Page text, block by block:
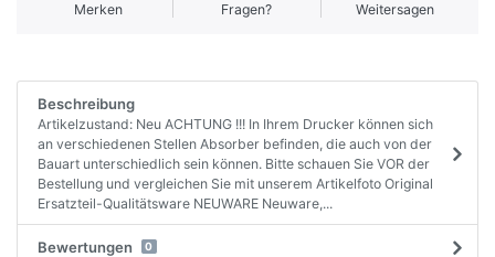
Merken Fragen? Weitersagen
Beschreibung
Artikelzustand: Neu ACHTUNG !!! In Ihrem Drucker können sich
an verschiedenen Stellen Absorber befinden, die auch von der
Bauart unterschiedlich sein können. Bitte schauen Sie VOR der
Bestellung und vergleichen Sie mit unserem Artikelfoto Original
Ersatzteil-Qualitätsware NEUWARE Neuware,...
Bewertungen 0